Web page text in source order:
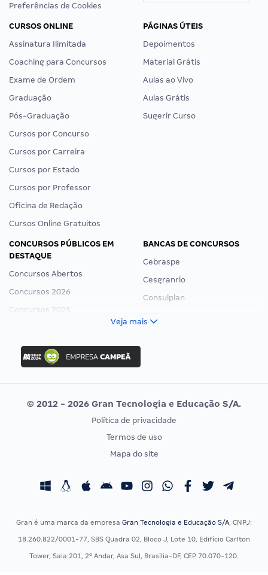
Preferências de Cookies
CURSOS ONLINE
Assinatura Ilimitada
Coaching para Concursos
Exame de Ordem
Graduação
Pós-Graduação
Cursos por Concurso
Cursos por Carreira
Cursos por Estado
Cursos por Professor
Oficina de Redação
Cursos Online Gratuitos
PÁGINAS ÚTEIS
Depoimentos
Material Grátis
Aulas ao Vivo
Aulas Grátis
Sugerir Curso
CONCURSOS PÚBLICOS EM
DESTAQUE
Concursos Abertos
Concursos 2026
Concursos 2025
Concurso Ibama
Concurso MPU
Editais publicados
BANCAS DE CONCURSOS
Cebraspe
Cesgranrio
Consulplan
Vunesp
CONCURSOS POR PROFISSÃO
Concursos Fiscais
EXAME DE ORDEM
Calendário OAB
Veja mais
© 2012 - 2026 Gran Tecnologia e Educação S/A.
Política de privacidade
Termos de uso
Mapa do site
Gran é uma marca da empresa Gran Tecnologia e Educação S/A, CNPJ:
18.260.822/0001-77, SBS Quadra 02, Bloco J, Lote 10, Edifício Carlton
Tower, Sala 201, 2º Andar, Asa Sul, Brasília-DF, CEP 70.070-120.